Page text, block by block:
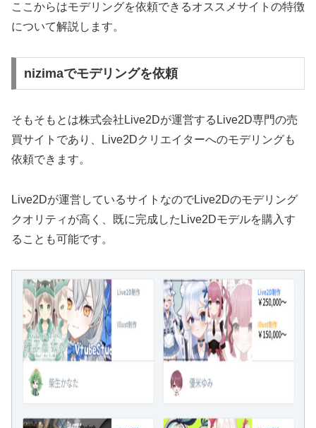
ここからはモデリングを依頼できるオススメサイトの特徴
について解説します。
nizimaでモデリングを依頼
そもそもとは株式会社Live2Dが運営するLive2D専門の売
買サイトであり、Live2Dクリエイターへのモデリングも
依頼できます。
Live2Dが運営しているサイトなのでLive2Dのモデリング
クオリティが高く、既に完成したLive2Dモデルを購入す
ることも可能です。